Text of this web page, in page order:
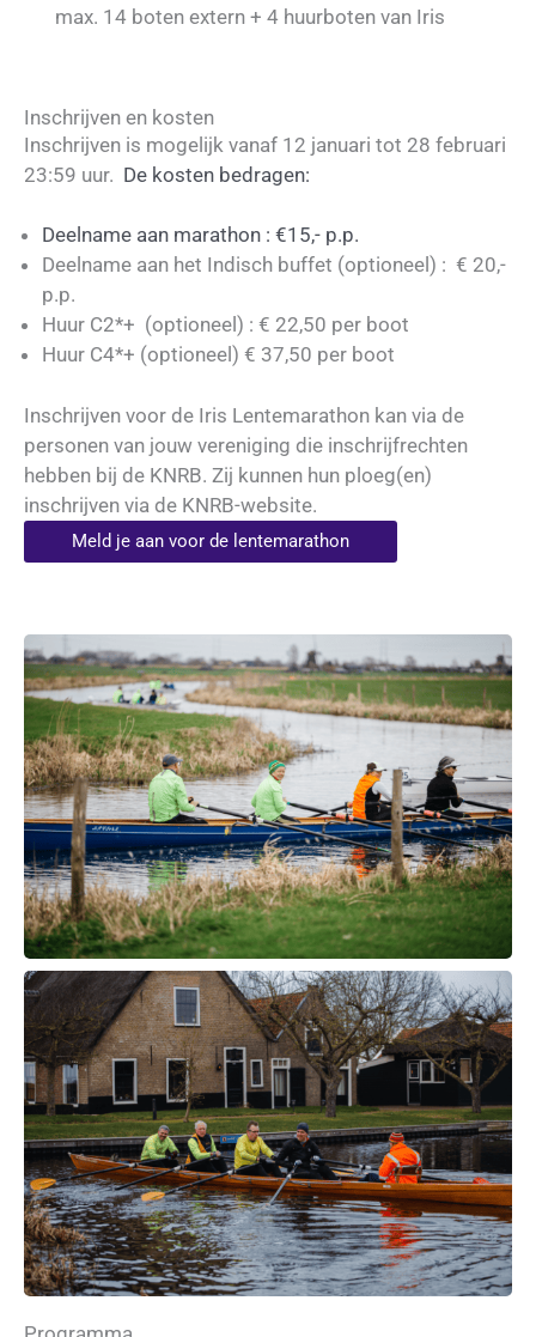
max. 14 boten extern + 4 huurboten van Iris
Inschrijven en kosten
Inschrijven is mogelijk vanaf 12 januari tot 28 februari
23:59 uur. De kosten bedragen:
Deelname aan marathon : €15,- p.p.
Deelname aan het Indisch buffet (optioneel) : € 20,-
p.p.
Huur C2*+ (optioneel) : € 22,50 per boot
Huur C4*+ (optioneel) € 37,50 per boot
Inschrijven voor de Iris Lentemarathon kan via de
personen van jouw vereniging die inschrijfrechten
hebben bij de KNRB. Zij kunnen hun ploeg(en)
inschrijven via de KNRB-website.
Meld je aan voor de lentemarathon